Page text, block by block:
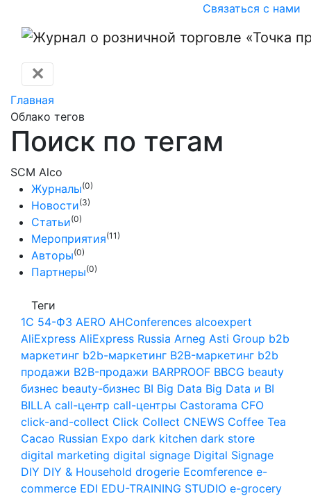
Связаться с нами
✕
Главная
Облако тегов
Поиск по тегам
SCM Alco
Журналы(0)
Новости(3)
Статьи(0)
Мероприятия(11)
Авторы(0)
Партнеры(0)
Теги
1С 54-ФЗ AERO AHConferences alcoexpert
AliExpress AliExpress Russia Arneg Asti Group b2b
маркетинг b2b-маркетинг B2B-маркетинг b2b
продажи B2B-продажи BARPROOF BBCG beauty
бизнес beauty-бизнес BI Big Data Big Data и BI
BILLA call-центр call-центры Castorama CFO
click-and-collect Click Collect CNEWS Coffee Tea
Cacao Russian Expo dark kitchen dark store
digital marketing digital signage Digital Signage
DIY DIY & Household drogerie Ecomference e-
commerce EDI EDU-TRAINING STUDIO e-grocery